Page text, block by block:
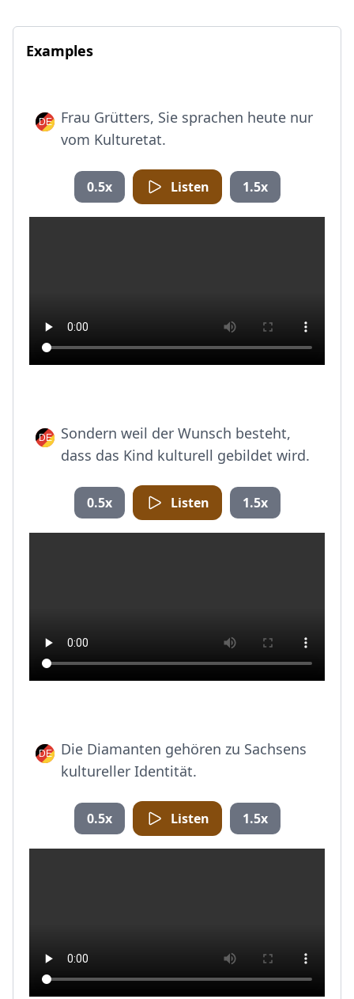
Examples
Frau Grütters, Sie sprachen heute nur
vom Kulturetat.
0.5x Listen 1.5x
Sondern weil der Wunsch besteht,
dass das Kind kulturell gebildet wird.
0.5x Listen 1.5x
Die Diamanten gehören zu Sachsens
kultureller Identität.
0.5x Listen 1.5x